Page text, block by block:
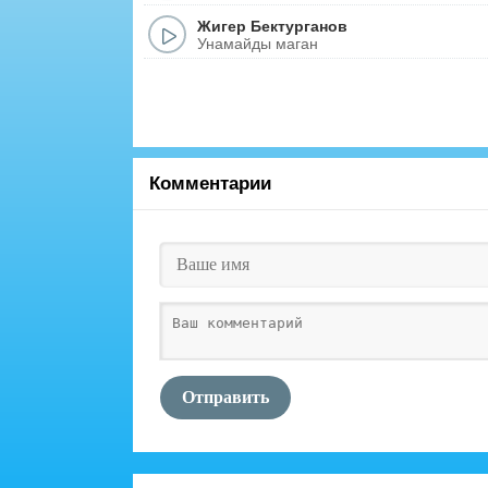
Жигер Бектурганов
Унамайды маган
Комментарии
Отправить